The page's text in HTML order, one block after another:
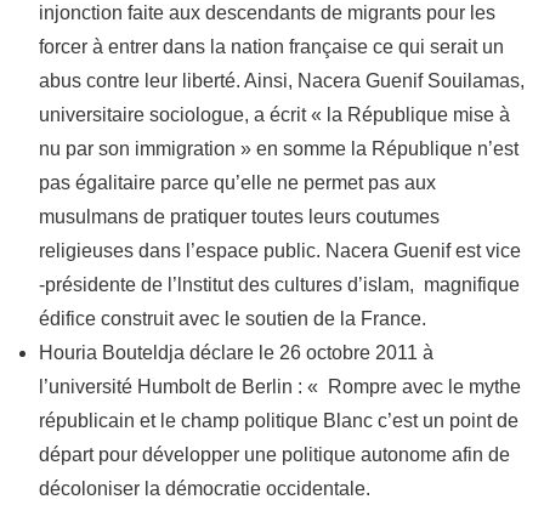
injonction faite aux descendants de migrants pour les
forcer à entrer dans la nation française ce qui serait un
abus contre leur liberté. Ainsi, Nacera Guenif Souilamas,
universitaire sociologue, a écrit « la République mise à
nu par son immigration » en somme la République n’est
pas égalitaire parce qu’elle ne permet pas aux
musulmans de pratiquer toutes leurs coutumes
religieuses dans l’espace public. Nacera Guenif est vice
-présidente de l’lnstitut des cultures d’islam, magnifique
édifice construit avec le soutien de la France.
Houria Bouteldja déclare le 26 octobre 2011 à
l’université Humbolt de Berlin : « Rompre avec le mythe
républicain et le champ politique Blanc c’est un point de
départ pour développer une politique autonome afin de
décoloniser la démocratie occidentale.